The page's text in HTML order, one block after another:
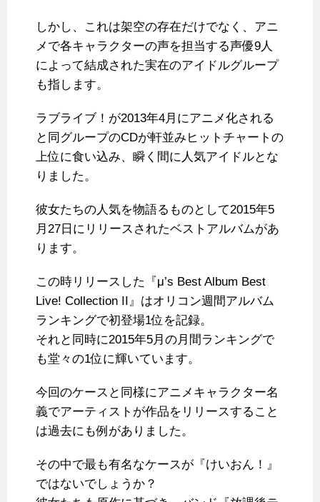
しかし、これは架空の存在だけでなく、アニ
メで各キャラクターの声を担当する声優9人
によって結成された実在のアイドルグループ
も指します。
ラブライブ！が2013年4月にアニメ化される
と同グループのCDが軒並みヒットチャートの
上位に食い込み、瞬く間に人気アイドルとな
りました。
彼女たちの人気を物語るものとして2015年5
月27日にリリースされたベストアルバムがあ
ります。
この時リリースした『μ’s Best Album Best
Live! Collection II』はオリコン週間アルバム
ランキングで初登場1位を記録。
それと同時に2015年5月の月間ランキングで
も堂々の1位に輝いています。
今回のケースと同様にアニメキャラクター名
義でアーティストが作品をリリースすること
は過去にも例がありました。
その中で最も有名なケースが『けいおん！』
ではないでしょうか？